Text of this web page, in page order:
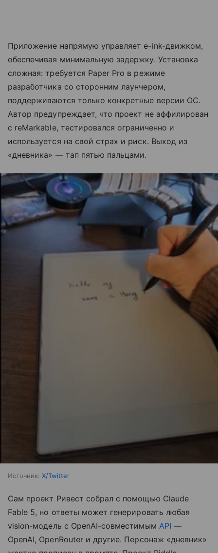
Приложение напрямую управляет e-ink-движком,
обеспечивая минимальную задержку. Установка
сложная: требуется Paper Pro в режиме
разработчика со сторонним лаунчером,
поддерживаются только конкретные версии ОС.
Автор предупреждает, что проект не аффилирован
с reMarkable, тестировался ограниченно и
используется на свой страх и риск. Выход из
«дневника» — тап пятью пальцами.
Источник: X/Twitter
Сам проект Ривест собрал с помощью Claude
Fable 5, но ответы может генерировать любая
vision-модель с OpenAI-совместимым API —
OpenAI, OpenRouter и другие. Персонаж «дневник»